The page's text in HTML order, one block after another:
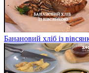
Банановий хліб із